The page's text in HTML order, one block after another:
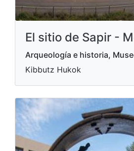
El sitio de Sapir -
Arqueología e historia,
Kibbutz Hukok